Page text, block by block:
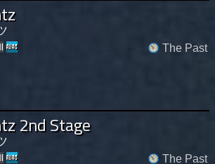
The Past
2nd Stage
The Past